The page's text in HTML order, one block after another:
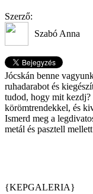
Szerző:
Szabó Anna
Jócskán benne
ruhadarabot és
tudod, hogy mit kezdj?
körömtrendekkel, és
Ismerd meg a
metál és pasztell
{KEPGALERIA}